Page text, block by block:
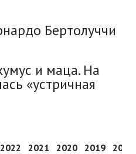
Бертолуччи
и маца. На
«устричная
2022 2021 2020 2019 2018